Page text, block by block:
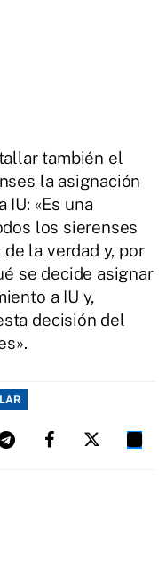
también el
la asignación
IU: «Es una
los sierenses
la verdad y, por
se decide asignar
a IU y,
decisión del